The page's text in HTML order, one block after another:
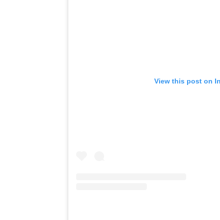
View this post on